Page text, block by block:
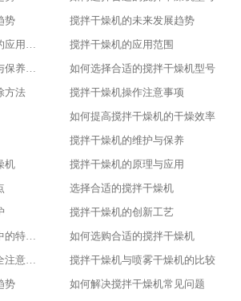
势
搅拌干燥机的未来发展趋势
搅拌干燥机在制药行业的应用及优势
搅拌干燥机的应用范围
搅拌干燥机的日常维护与保养技巧
如何选择合适的搅拌干燥机型号
方法
搅拌干燥机操作注意事项
如何提高搅拌干燥机的干燥效率
搅拌干燥机的维护与保养
机
搅拌干燥机的原理与应用
选择合适的搅拌干燥机
搅拌干燥机的创新工艺
搅拌干燥机在医药工业中的特殊应用
如何选购合适的搅拌干燥机
搅拌干燥机使用中的安全注意事项
搅拌干燥机与喷雾干燥机的比较
势
如何解决搅拌干燥机常见问题